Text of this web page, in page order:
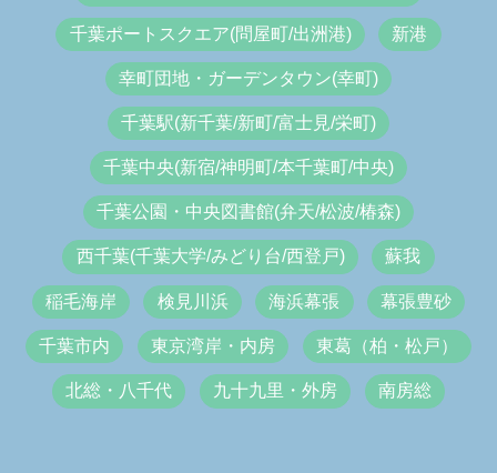
千葉ポートスクエア(問屋町/出洲港) 新港
幸町団地・ガーデンタウン(幸町)
千葉駅(新千葉/新町/富士見/栄町)
千葉中央(新宿/神明町/本千葉町/中央)
千葉公園・中央図書館(弁天/松波/椿森)
西千葉(千葉大学/みどり台/西登戸) 蘇我
稲毛海岸 検見川浜 海浜幕張 幕張豊砂
千葉市内 東京湾岸・内房 東葛（柏・松戸）
北総・八千代 九十九里・外房 南房総